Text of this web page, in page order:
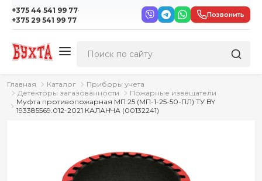
+375 44 541 99 77·
+375 29 541 99 77
Позвонить
Главная Каталог
Приборы учета
Детекторы загазованности
Пожарные извещатели
Муфта противопожарная МП 25 (МП-1-25-50-ПЛ) ТУ BY
193385569.012-2021 КАЛАНЧА (00132241)